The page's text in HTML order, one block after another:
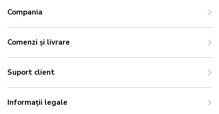
Compania
Comenzi și livrare
Suport client
Informații legale